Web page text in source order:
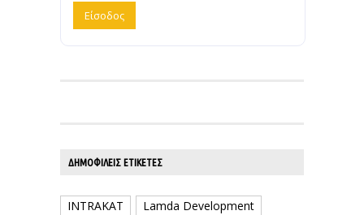
ΔΗΜΟΦΙΛΕΊΣ ΕΤΙΚΈΤΕΣ
INTRAKAT
Lamda Development